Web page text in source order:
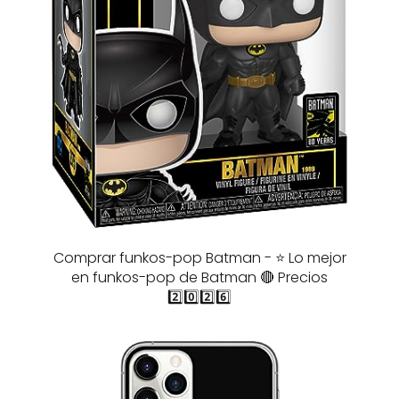
Comprar funkos-pop Batman - ⭐️ Lo mejor
en funkos-pop de Batman 🔴 Precios
2️⃣0️⃣2️⃣6️⃣